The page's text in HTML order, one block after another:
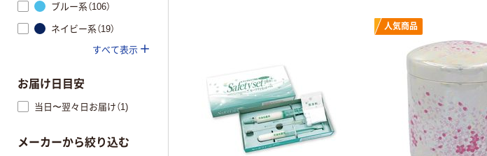
人気商品
ブルー系（106）
ネイビー系（19）
すべて表示
お届け日目安
当日〜翌々日お届け（1)
メーカーから絞り込む